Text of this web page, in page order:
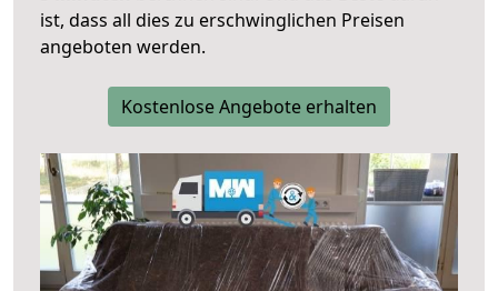
ist, dass all dies zu erschwinglichen Preisen
angeboten werden.
Kostenlose Angebote erhalten